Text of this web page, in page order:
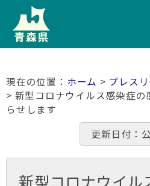
ホーム > プレス
> 新型コロナウイルス感染症
らせします
更新日付：
新型コロナウイル